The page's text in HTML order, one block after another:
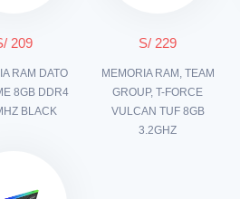
209
RAM DATO
8GB DDR4
BLACK
S/ 229
MEMORIA RAM, TEAM
GROUP, T-FORCE
VULCAN TUF 8GB
3.2GHZ